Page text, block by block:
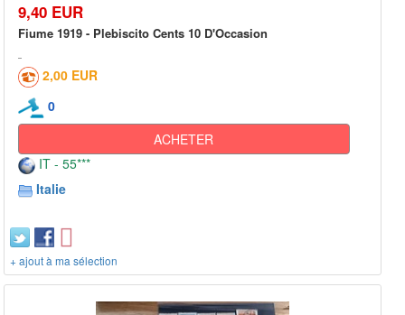
9,40 EUR
Fiume 1919 - Plebiscito Cents 10 D'Occasion
2,00 EUR
0
ACHETER
IT - 55***
Italie
+ ajout à ma sélection